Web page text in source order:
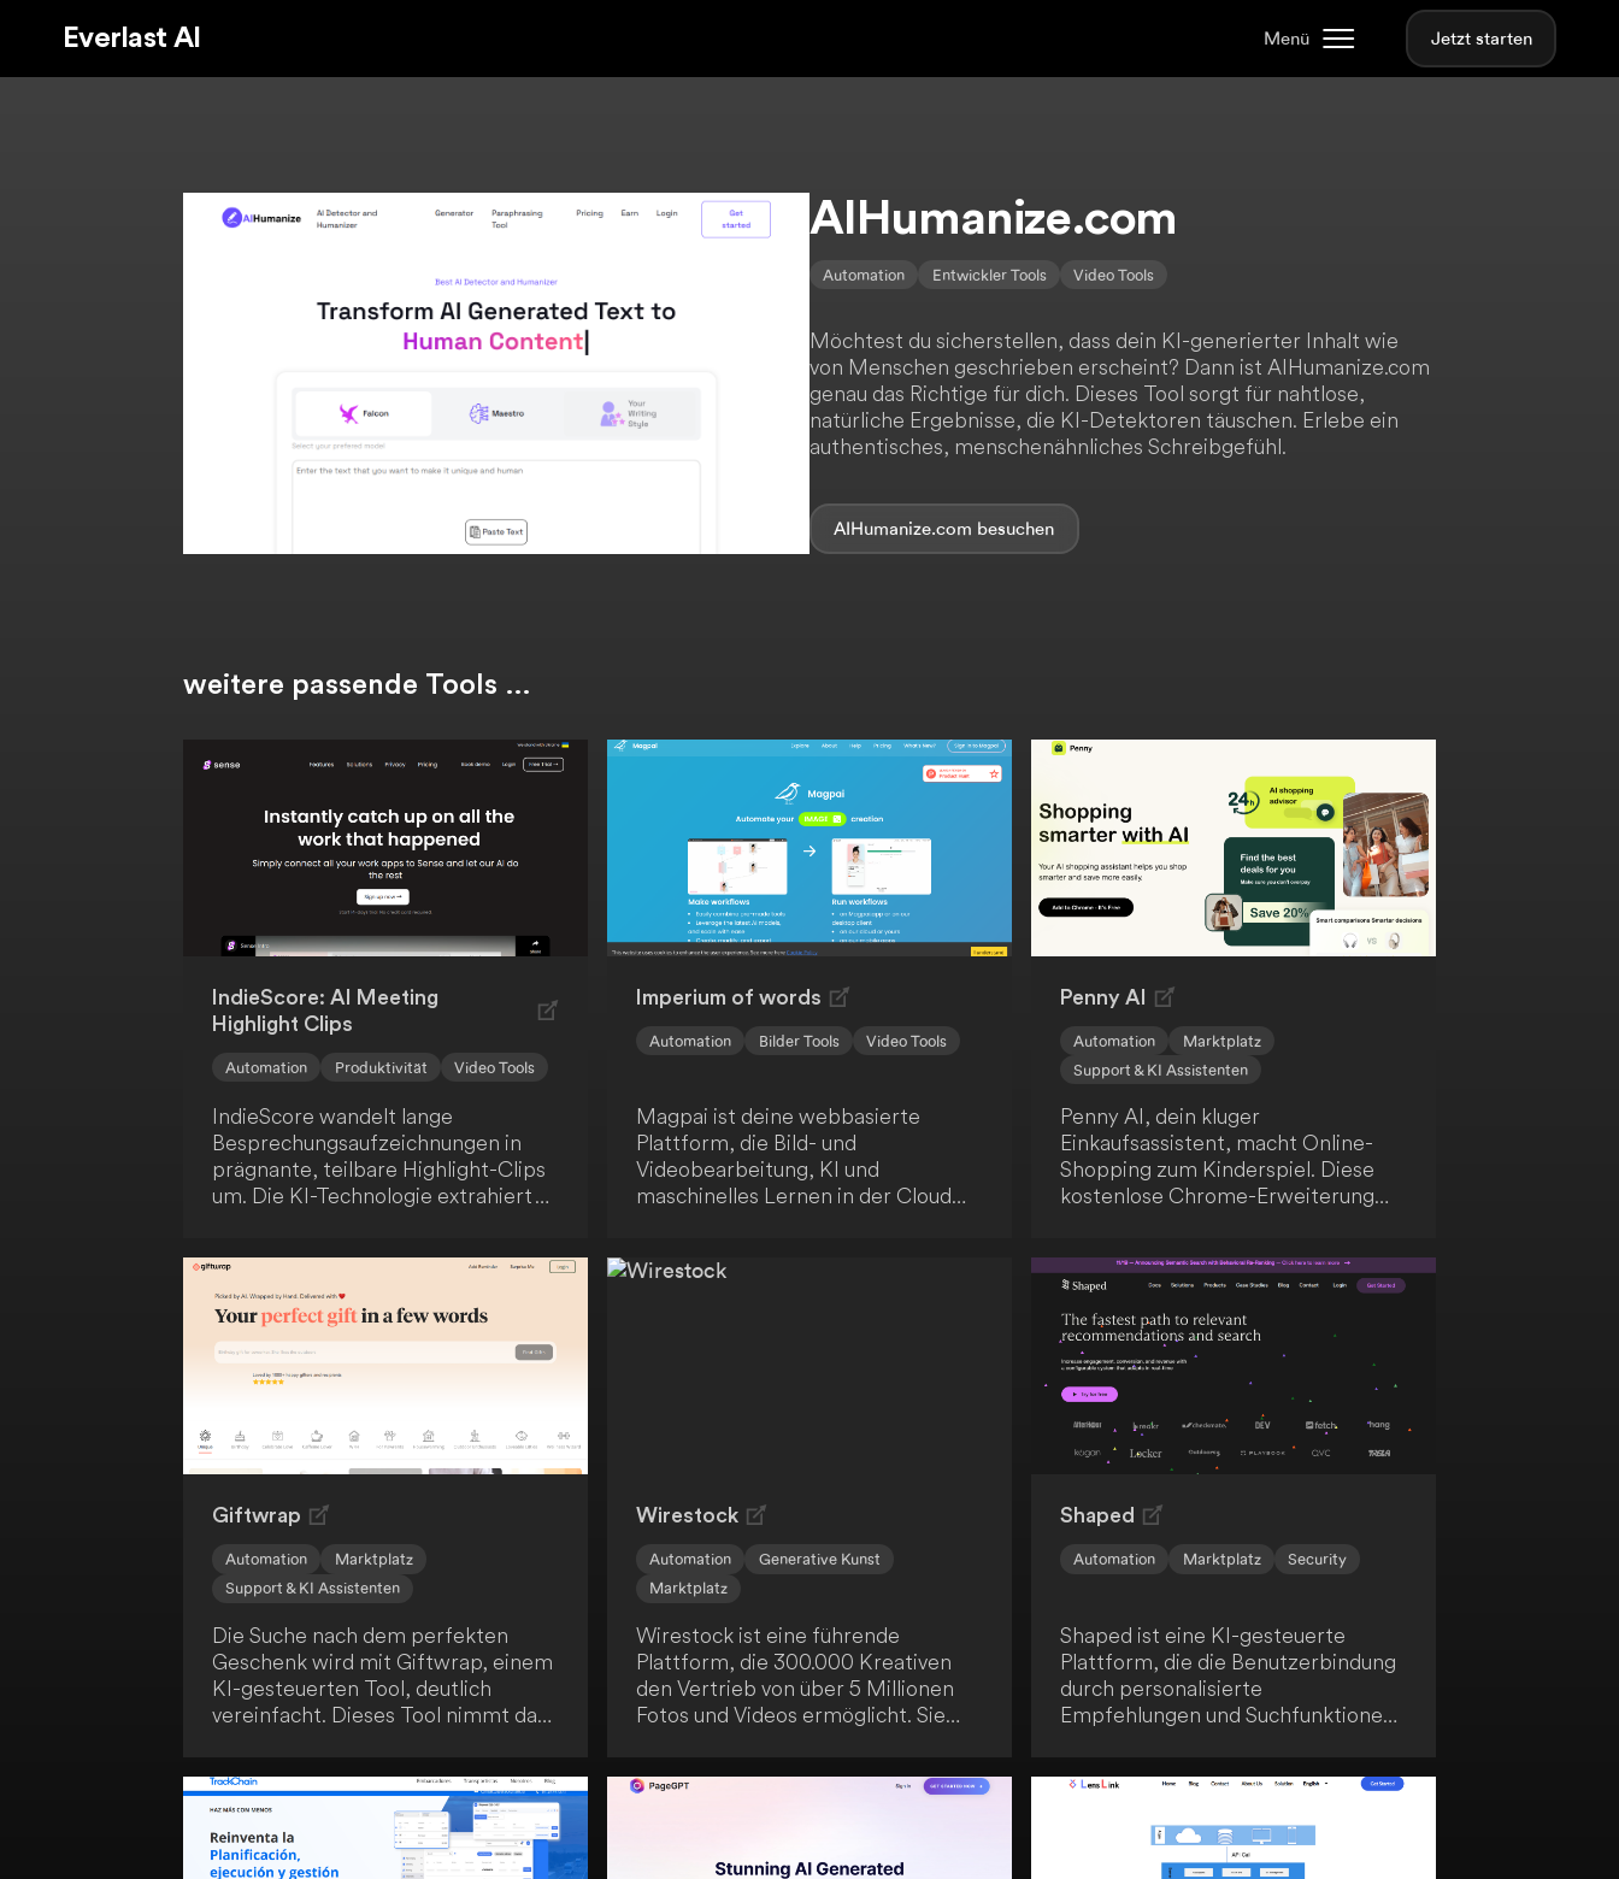
Everlast AI Menü Jetzt starten
AIHumanize.com
Automation Entwickler Tools Video Tools
Möchtest du sicherstellen, dass dein KI-generierter Inhalt wie
von Menschen geschrieben erscheint? Dann ist AIHumanize.com
genau das Richtige für dich. Dieses Tool sorgt für nahtlose,
natürliche Ergebnisse, die KI-Detektoren täuschen. Erlebe ein
authentisches, menschenähnliches Schreibgefühl.
AIHumanize.com
weitere passende Tools …
IndieScore: AI Meeting
Highlight Clips
Automation Produktivität Video Tools
IndieScore wandelt lange
Besprechungsaufzeichnungen in
prägnante, teilbare Highlight-Clips
um. Die KI-Technologie extrahiert
deine Kunden nur mit den
relevantesten Informationen
versorgt werden. Profitiere von
einer effizienten und
ansprechenden Kommunikation.
Imperium of words
Automation Bilder Tools Video Tools
Magpai ist deine webbasierte
Plattform, die Bild- und
Videobearbeitung, KI und
maschinelles Lernen in der Cloud
Inhalte ganz einfach. Darüber hinaus
Penny AI
Automation
Marktplatz
Support & KI Assistenten
Penny AI, dein kluger
Einkaufsassistent, macht Online-
Shopping zum Kinderspiel. Diese
kostenlose Chrome-Erweiterung
Kaufentscheidungen zu treffen. Mit
Funktionen wie Preisvergleich,
Entdeckung ähnlicher Artikel und
automatisierter Vor- und Nachteile-
Analyse optimiert Penny AI dein
Online-Einkaufserlebnis und
unterstützt dich dabei, die besten
Angebote zu finden und
Giftwrap
Automation
Marktplatz
Support & KI Assistenten
Die Suche nach dem perfekten
Geschenk wird mit Giftwrap, einem
KI-gesteuerten Tool, deutlich
vereinfacht. Dieses Tool nimmt das
Wirestock
Automation
Generative Kunst
Marktplatz
Wirestock ist eine führende
Plattform, die 300.000 Kreativen
den Vertrieb von über 5 Millionen
Fotos und Videos ermöglicht. Sie
indem sie diese mit großen
reduziert. Zusätzlich bietet
Shaped
Automation Marktplatz Security
Shaped ist eine KI-gesteuerte
Plattform, die die Benutzerbindung
durch personalisierte
Empfehlungen und Suchfunktionen
Datenquellen und nutzt
fortschrittliche Modelle, um in
Echtzeit auf dein Benutzerverhalten
zu reagieren. Die skalierbare und